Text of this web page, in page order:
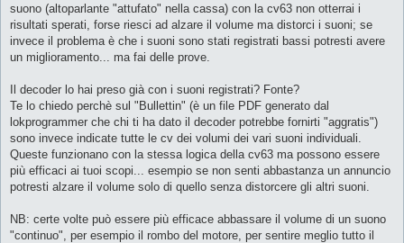
suono (altoparlante "attufato" nella cassa) con la cv63 non otterrai i
risultati sperati, forse riesci ad alzare il volume ma distorci i suoni; se
invece il problema è che i suoni sono stati registrati bassi potresti avere
un miglioramento... ma fai delle prove.
Il decoder lo hai preso già con i suoni registrati? Fonte?
Te lo chiedo perchè sul "Bullettin" (è un file PDF generato dal
lokprogrammer che chi ti ha dato il decoder potrebbe fornirti "aggratis")
sono invece indicate tutte le cv dei volumi dei vari suoni individuali.
Queste funzionano con la stessa logica della cv63 ma possono essere
più efficaci ai tuoi scopi... esempio se non senti abbastanza un annuncio
potresti alzare il volume solo di quello senza distorcere gli altri suoni.
NB: certe volte può essere più efficace abbassare il volume di un suono
"continuo", per esempio il rombo del motore, per sentire meglio tutto il